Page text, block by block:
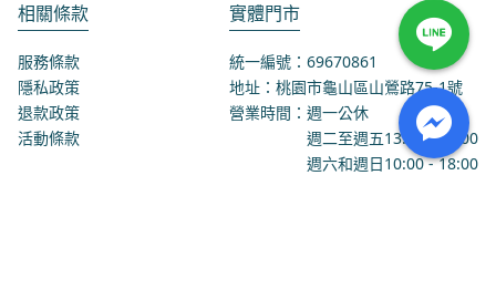
相關條款
服務條款
隱私政策
退款政策
活動條款
實體門市
統一編號：69670861
地址：桃園市龜山區山鶯路75-1號
營業時間：週一公休
週二至週五13:00 - 18:00
週六和週日10:00 - 18:00